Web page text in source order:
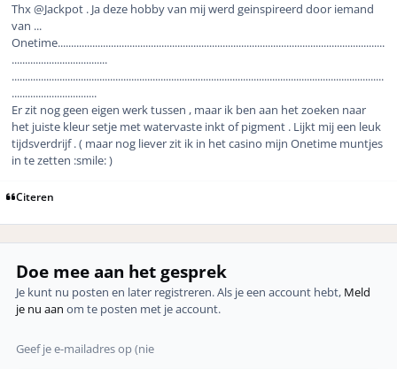
Thx @Jackpot . Ja deze hobby van mij werd geinspireerd door iemand
van ...
Onetime...........................................................................................................................
....................................
............................................................................................................................................
................................
Er zit nog geen eigen werk tussen , maar ik ben aan het zoeken naar
het juiste kleur setje met watervaste inkt of pigment . Lijkt mij een leuk
tijdsverdrijf . ( maar nog liever zit ik in het casino mijn Onetime muntjes
in te zetten :smile: )
Citeren
Doe mee aan het gesprek
Je kunt nu posten en later registreren. Als je een account hebt, Meld
je nu aan om te posten met je account.